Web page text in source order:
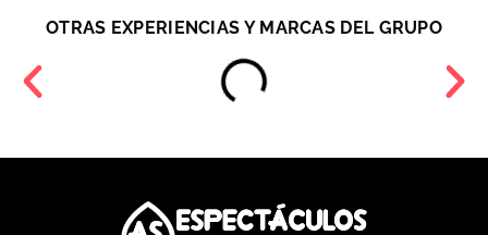
OTRAS EXPERIENCIAS Y MARCAS DEL GRUPO